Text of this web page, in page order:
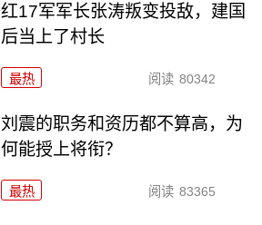
红17军军长张涛叛变投敌，建国
后当上了村长
最热 阅读 80342
刘震的职务和资历都不算高，为
何能授上将衔？
最热 阅读 83365